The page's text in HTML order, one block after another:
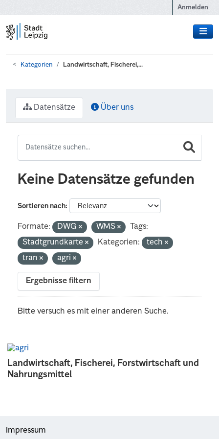
Anmelden
Kategorien Landwirtschaft, Fischerei,...
Landwirtschaft, Fischerei, Forstwirtschaft und
Nahrungsmittel
Datensätze Über uns
Keine Datensätze gefunden
Sortieren nach
Formate: DWG WMS
Tags:
Stadtgrundkarte
Kategorien:
tech
tran
agri
Ergebnisse filtern
Bitte versuch es mit einer anderen Suche.
Impressum